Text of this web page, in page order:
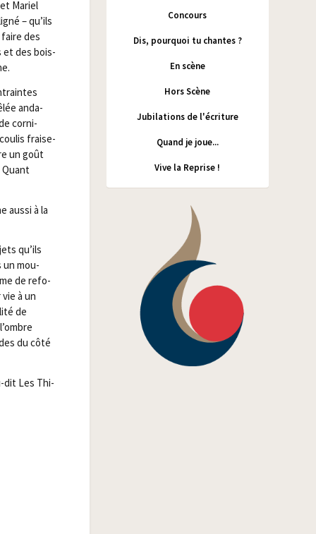
Mariel
– qu’ils
des
et des bois­
anda­
cor­ni­
fraise-
un goût
aus­si à la
qu’ils
un mou­
de refo­
à un
de
du côté
dit Les Thi­
Concours
Dis, pourquoi tu chantes ?
En scène
Hors Scène
Jubilations de l'écriture
Quand je joue...
Vive la Reprise !